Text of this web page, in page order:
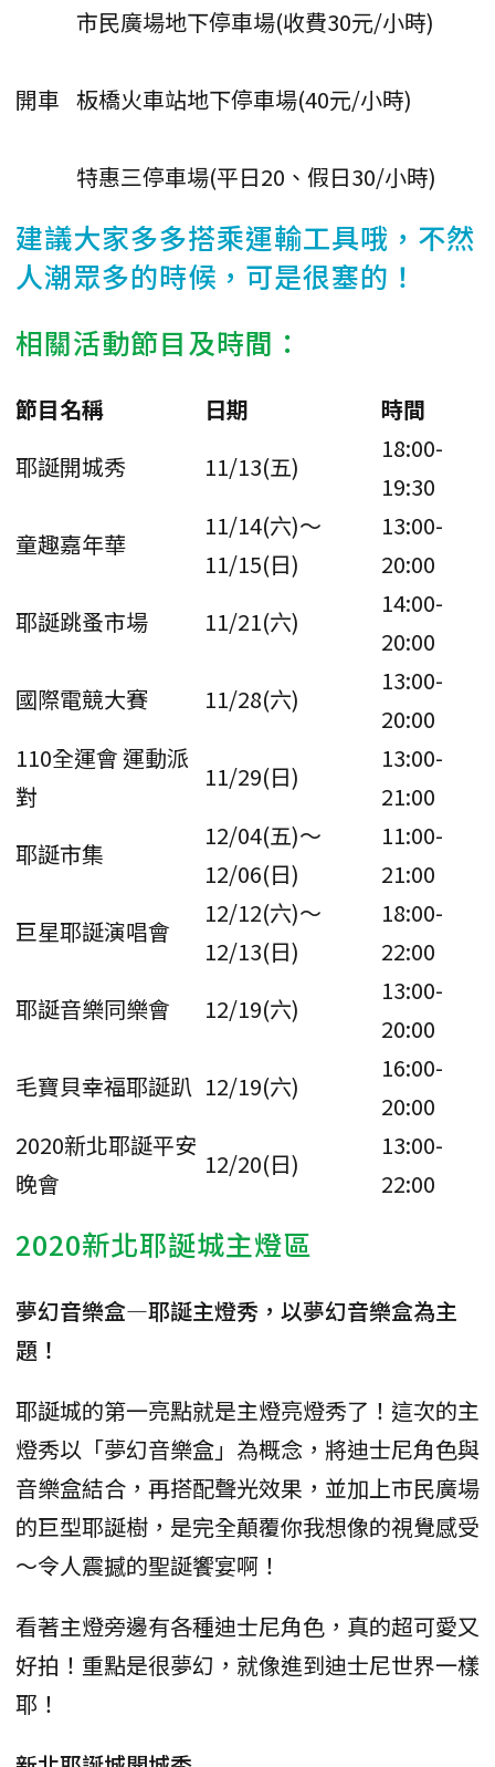
開車
市民廣場地下停車場(收費30元/小時)
板橋火車站地下停車場(40元/小時)
特惠三停車場(平日20、假日30/小時)
建議大家多多搭乘運輸工具哦，不然
人潮眾多的時候，可是很塞的！
相關活動節目及時間：
節目名稱 日期
時間
耶誕開城秀
11/13(五)
18:00-
19:30
童趣嘉年華
11/14(六)～
11/15(日)
13:00-
20:00
耶誕跳蚤市場
11/21(六)
14:00-
20:00
國際電競大賽
11/28(六)
13:00-
20:00
110全運會 運動派
對
11/29(日)
13:00-
21:00
耶誕市集
12/04(五)～
12/06(日)
11:00-
21:00
巨星耶誕演唱會
12/12(六)～
12/13(日)
18:00-
22:00
耶誕音樂同樂會
12/19(六)
13:00-
20:00
毛寶貝幸福耶誕趴 12/19(六)
16:00-
20:00
2020新北耶誕平安
晚會
12/20(日)
13:00-
22:00
2020新北耶誕城主燈區
夢幻音樂盒—耶誕主燈秀，以夢幻音樂盒為主
題！
耶誕城的第一亮點就是主燈亮燈秀了！這次的主
燈秀以「夢幻音樂盒」為概念，將迪士尼角色與
音樂盒結合，再搭配聲光效果，並加上市民廣場
的巨型耶誕樹，是完全顛覆你我想像的視覺感受
～令人震撼的聖誕饗宴啊！
看著主燈旁邊有各種迪士尼角色，真的超可愛又
好拍！重點是很夢幻，就像進到迪士尼世界一樣
耶！